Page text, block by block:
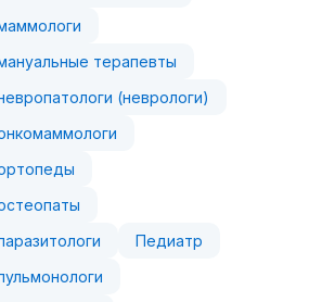
терапевты
(неврологи)
Педиатр